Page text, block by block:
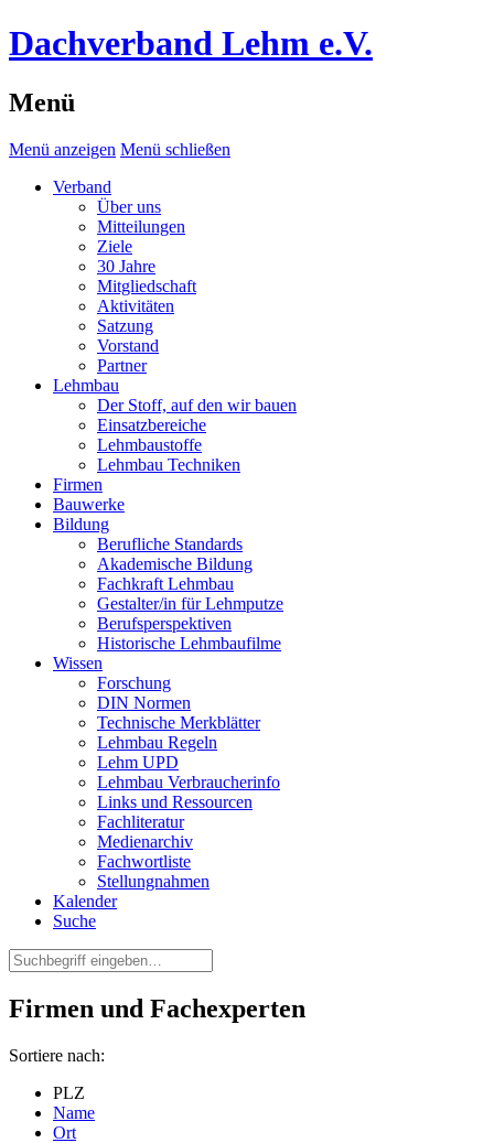
Dachverband Lehm e.V.
Menü
Menü anzeigen Menü schließen
Verband
Über uns
Mitteilungen
Ziele
30 Jahre
Mitgliedschaft
Aktivitäten
Satzung
Vorstand
Partner
Lehmbau
Der Stoff, auf den wir bauen
Einsatzbereiche
Lehmbaustoffe
Lehmbau Techniken
Firmen
Bauwerke
Bildung
Berufliche Standards
Akademische Bildung
Fachkraft Lehmbau
Gestalter/in für Lehmputze
Berufsperspektiven
Historische Lehmbaufilme
Wissen
Forschung
DIN Normen
Technische Merkblätter
Lehmbau Regeln
Lehm UPD
Lehmbau Verbraucherinfo
Links und Ressourcen
Fachliteratur
Medienarchiv
Fachwortliste
Stellungnahmen
Kalender
Suche
Firmen und Fachexperten
Sortiere nach:
PLZ
Name
Ort